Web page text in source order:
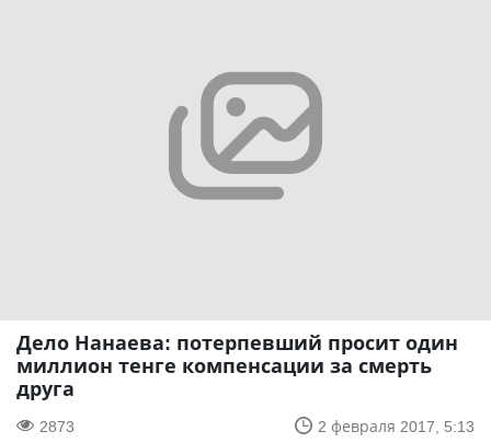
Дело Нанаева: потерпевший просит один
миллион тенге компенсации за смерть
друга
2873 2 февраля 2017, 5:13